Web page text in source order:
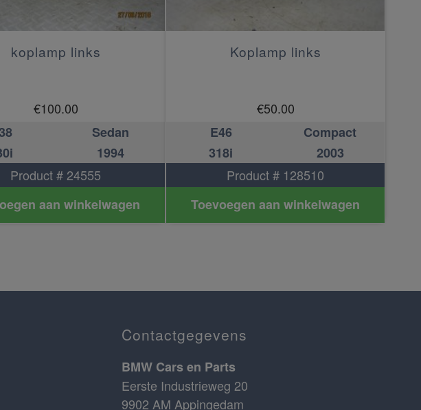
koplamp links
€100.00
Sedan
1994
Product # 24555
aan winkelwagen
Koplamp links
€50.00
E46
Compact
318i
2003
Product # 128510
Toevoegen aan winkelwagen
Contactgegevens
BMW Cars en Parts
Eerste Industrieweg 20
9902 AM Appingedam